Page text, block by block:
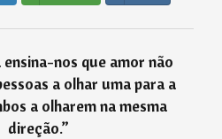
nos que amor não
a olhar uma para a
a olharem na mesma
direção.”